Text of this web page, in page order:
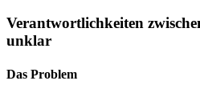
Verantwortlich­keiten
unklar
Das Problem